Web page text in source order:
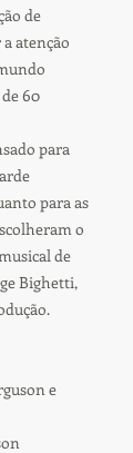
de
atenção
60
para
para as
o
de
Bighetti,
e